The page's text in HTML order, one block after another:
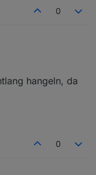
0
Proxmox
hangeln, da
0